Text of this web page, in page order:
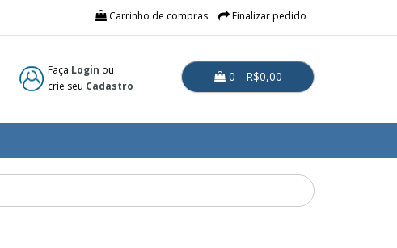
Carrinho de compras Finalizar pedido
Faça Login ou
crie seu Cadastro
0 - R$0,00